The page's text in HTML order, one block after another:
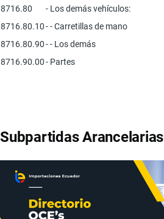
8716.80
- Los demás vehículos:
8716.80.10- - Carretillas de mano
8716.80.90- - Los demás
8716.90.00- Partes
Subpartidas Arancelarias